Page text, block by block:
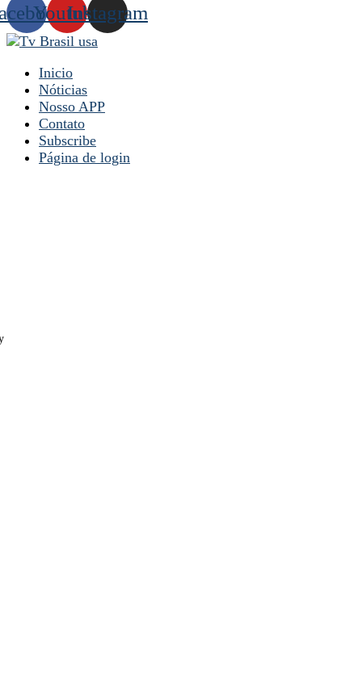
YoutubeInstagram
Inicio
Nóticias
Nosso APP
Contato
Subscribe
Página de login